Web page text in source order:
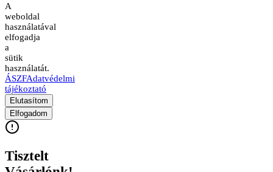
A
weboldal
használatával
elfogadja
a
sütik
használatát.
ÁSZFAdatvédelmi
tájékoztató
Elutasítom
Elfogadom
Tisztelt